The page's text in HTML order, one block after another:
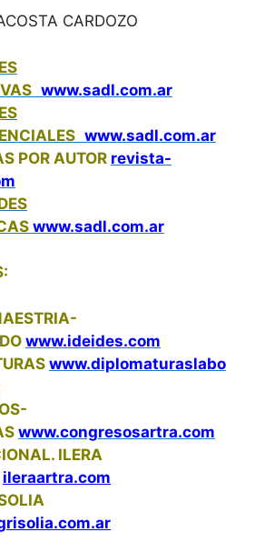
CARDOZO
www.sadl.com.ar
www.sadl.com.ar
POR AUTOR revista-
www.sadl.com.ar
www.ideides.com
www.diplomaturaslabo
www.congresosartra.com
ILERA
ileraartra.com